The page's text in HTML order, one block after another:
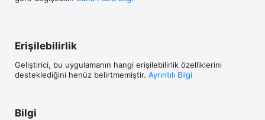
Erişilebilirlik
Geliştirici, bu uygulamanın hangi erişilebilirlik özelliklerini
desteklediğini henüz belirtmemiştir. Ayrıntılı Bilgi
Bilgi